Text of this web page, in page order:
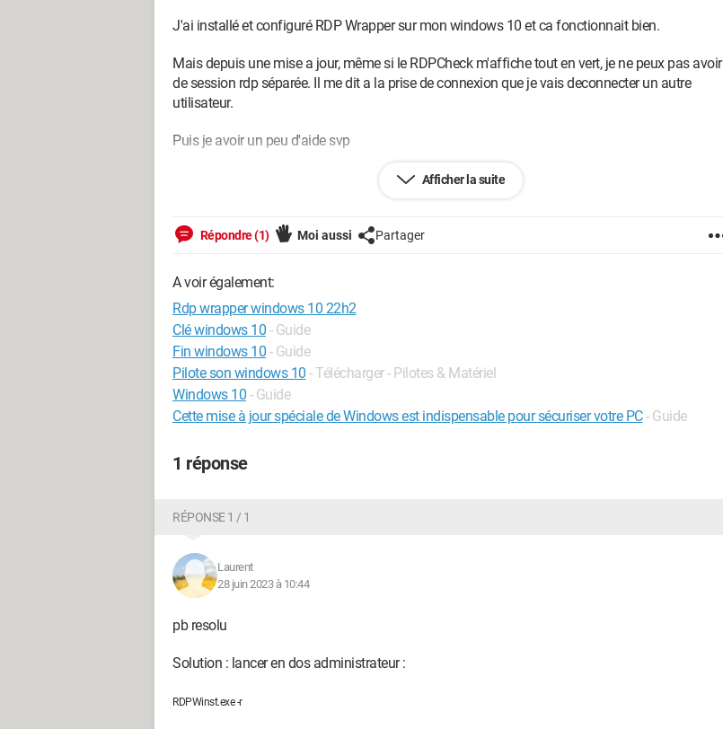
J'ai installé et configuré RDP Wrapper sur mon windows 10 et ca fonctionnait bien.
Mais depuis une mise a jour, même si le RDPCheck m'affiche tout en vert, je ne peux pas avoir
de session rdp séparée. Il me dit a la prise de connexion que je vais deconnecter un autre
utilisateur.
Puis je avoir un peu d'aide svp
Afficher la suite
Répondre (1) Moi aussi Partager
A voir également:
Rdp wrapper windows 10 22h2
Clé windows 10 - Guide
Fin windows 10 - Guide
Pilote son windows 10 - Télécharger - Pilotes & Matériel
Windows 10 - Guide
Cette mise à jour spéciale de Windows est indispensable pour sécuriser votre PC- Guide
1 réponse
RÉPONSE 1 / 1
Laurent
28 juin 2023 à 10:44
pb resolu
Solution : lancer en dos administrateur :
RDPWinst.exe -r